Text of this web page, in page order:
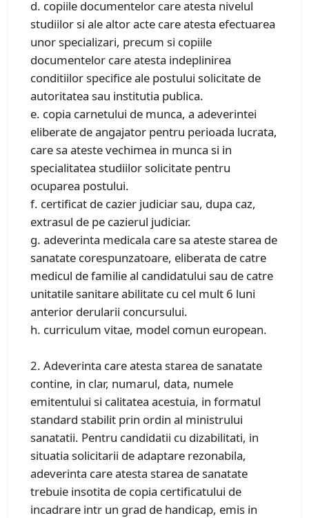
d. copiile documentelor care atesta nivelul
studiilor si ale altor acte care atesta efectuarea
unor specializari, precum si copiile
documentelor care atesta indeplinirea
conditiilor specifice ale postului solicitate de
autoritatea sau institutia publica.
e. copia carnetului de munca, a adeverintei
eliberate de angajator pentru perioada lucrata,
care sa ateste vechimea in munca si in
specialitatea studiilor solicitate pentru
ocuparea postului.
f. certificat de cazier judiciar sau, dupa caz,
extrasul de pe cazierul judiciar.
g. adeverinta medicala care sa ateste starea de
sanatate corespunzatoare, eliberata de catre
medicul de familie al candidatului sau de catre
unitatile sanitare abilitate cu cel mult 6 luni
anterior derularii concursului.
h. curriculum vitae, model comun european.
2. Adeverinta care atesta starea de sanatate
contine, in clar, numarul, data, numele
emitentului si calitatea acestuia, in formatul
standard stabilit prin ordin al ministrului
sanatatii. Pentru candidatii cu dizabilitati, in
situatia solicitarii de adaptare rezonabila,
adeverinta care atesta starea de sanatate
trebuie insotita de copia certificatului de
incadrare intr un grad de handicap, emis in